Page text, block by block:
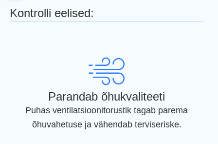
Kontrolli eelised:
Parandab õhukvaliteeti
Puhas ventilatsioonitorustik tagab parema
õhuvahetuse ja vähendab terviseriske.